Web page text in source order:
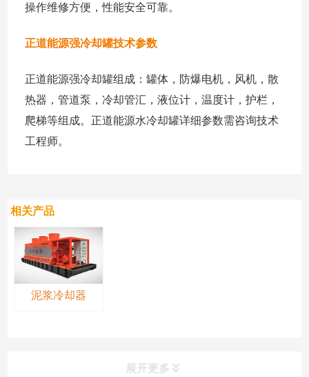
操作维修方便，性能安全可靠。
正道能源强冷却罐技术参数
正道能源强冷却罐组成：罐体，防爆电机，风机，散
热器，管道泵，冷却管汇，液位计，温度计，护栏，
爬梯等组成。正道能源水冷却罐详细参数需咨询技术
工程师。
相关产品
泥浆冷却器
展开更多